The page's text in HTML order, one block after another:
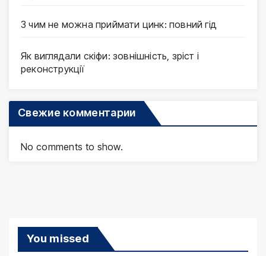
З чим не можна приймати цинк: повний гід
Як виглядали скіфи: зовнішність, зріст і
реконструкції
Свежие комментарии
No comments to show.
You missed